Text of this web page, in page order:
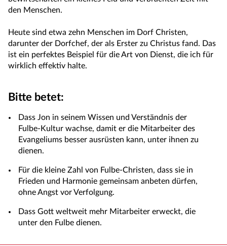
den Menschen.
Heute sind etwa zehn Menschen im Dorf Christen,
darunter der Dorfchef, der als Erster zu Christus fand. Das
ist ein perfektes Beispiel für die Art von Dienst, die ich für
wirklich effektiv halte.
Bitte betet:
Dass Jon in seinem Wissen und Verständnis der
Fulbe-Kultur wachse, damit er die Mitarbeiter des
Evangeliums besser ausrüsten kann, unter ihnen zu
dienen.
Für die kleine Zahl von Fulbe-Christen, dass sie in
Frieden und Harmonie gemeinsam anbeten dürfen,
ohne Angst vor Verfolgung.
Dass Gott weltweit mehr Mitarbeiter erweckt, die
unter den Fulbe dienen.